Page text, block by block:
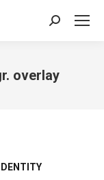
Cerca:
overlay